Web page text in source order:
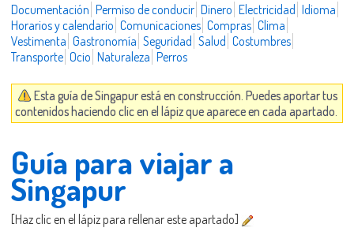
Documentación Permiso de conducir Dinero Electricidad Idioma
Horarios y calendario Comunicaciones Compras Clima
Vestimenta Gastronomía Seguridad Salud Costumbres
Transporte Ocio Naturaleza Perros
Esta guía de Singapur está en construcción. Puedes aportar tus
contenidos haciendo clic en el lápiz que aparece en cada apartado.
Guía para viajar a
Singapur
[Haz clic en el lápiz para rellenar este apartado]